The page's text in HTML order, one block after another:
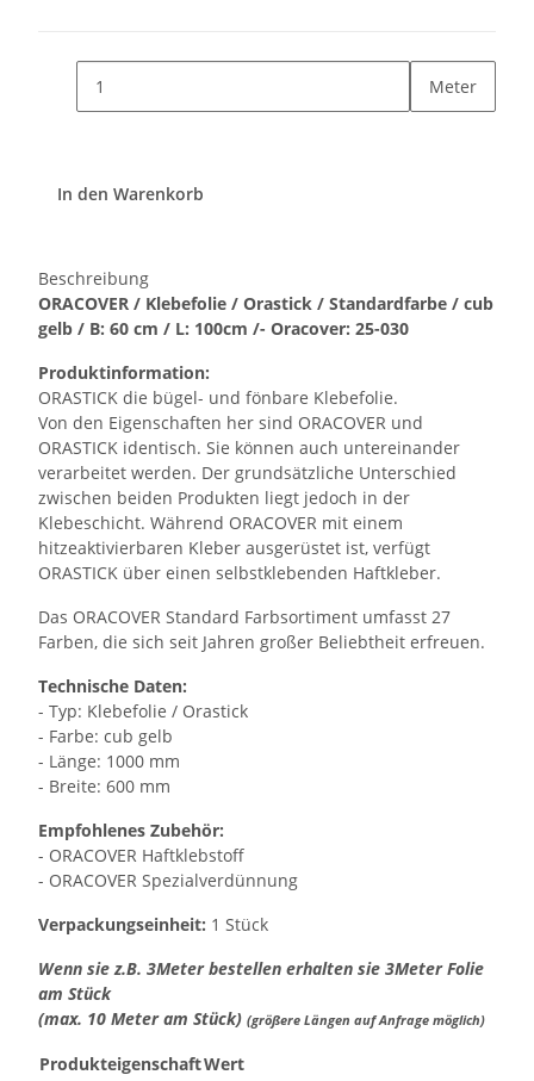
Meter
In den Warenkorb
Beschreibung
ORACOVER / Klebefolie / Orastick / Standardfarbe / cub
gelb / B: 60 cm / L: 100cm /- Oracover: 25-030
Produktinformation:
ORASTICK die bügel- und fönbare Klebefolie.
Von den Eigenschaften her sind ORACOVER und
ORASTICK identisch. Sie können auch untereinander
verarbeitet werden. Der grundsätzliche Unterschied
zwischen beiden Produkten liegt jedoch in der
Klebeschicht. Während ORACOVER mit einem
hitzeaktivierbaren Kleber ausgerüstet ist, verfügt
ORASTICK über einen selbstklebenden Haftkleber.
Das ORACOVER Standard Farbsortiment umfasst 27
Farben, die sich seit Jahren großer Beliebtheit erfreuen.
Technische Daten:
- Typ: Klebefolie / Orastick
- Farbe: cub gelb
- Länge: 1000 mm
- Breite: 600 mm
Empfohlenes Zubehör:
- ORACOVER Haftklebstoff
- ORACOVER Spezialverdünnung
Verpackungseinheit: 1 Stück
Wenn sie z.B. 3Meter bestellen erhalten sie 3Meter Folie
am Stück
(max. 10 Meter am Stück) (größere Längen auf Anfrage möglich)
ProdukteigenschaftWert